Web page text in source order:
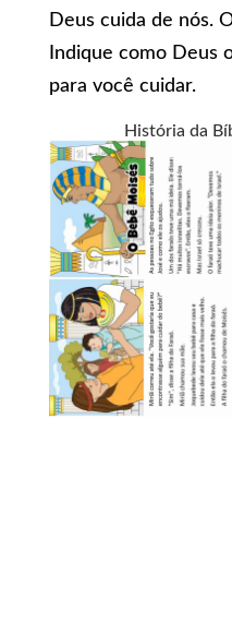
Deus cuida de nós.
Indique como Deus
para você cuidar.
História da